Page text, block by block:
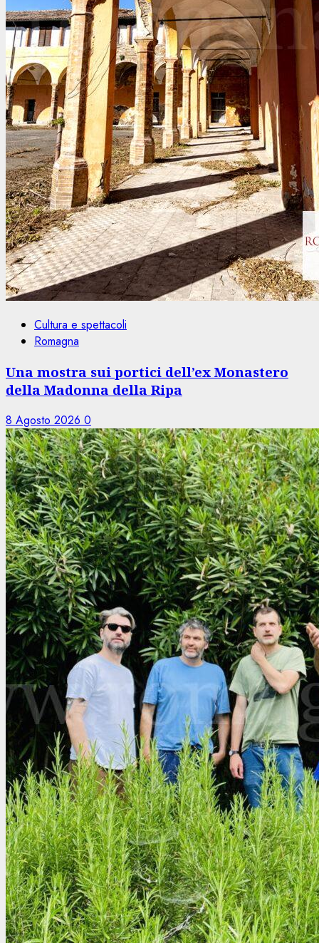
Cultura e spettacoli
Romagna
Una mostra sui portici dell’ex Monastero
della Madonna della Ripa
8 Agosto 2026 0